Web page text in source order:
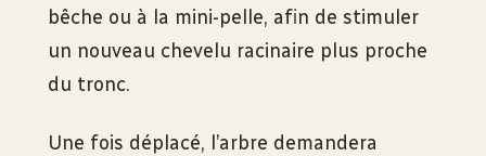
bêche ou à la mini-pelle, afin de stimuler
un nouveau chevelu racinaire plus proche
du tronc.
Une fois déplacé, l’arbre demandera